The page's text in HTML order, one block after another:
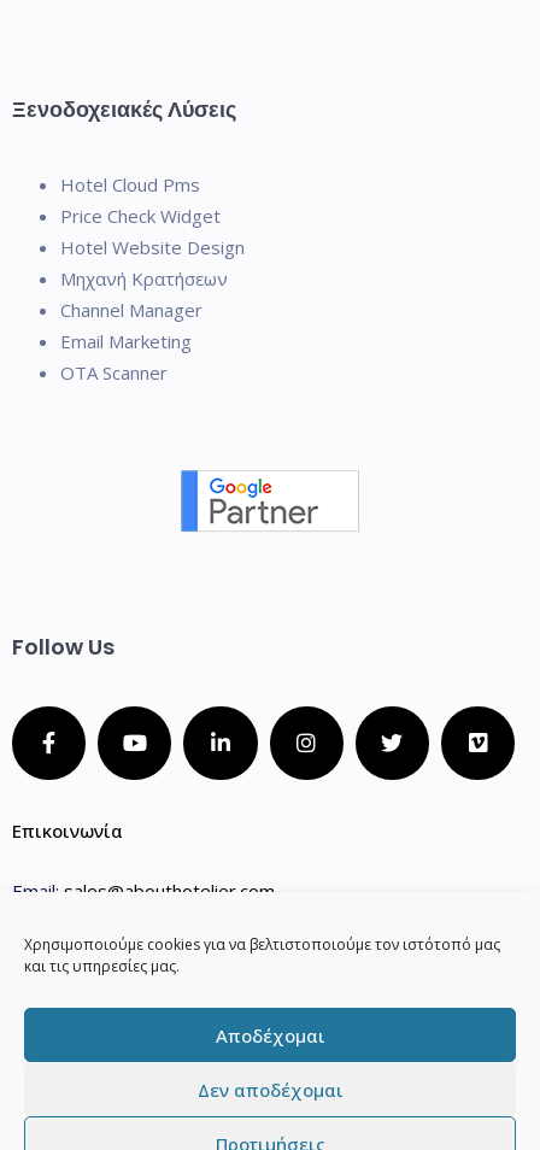
Χρησιμοποιούμε cookies για να βελτιστοποιούμε τον ιστότοπό μας
και τις υπηρεσίες μας.
Αποδέχομαι
Δεν αποδέχομαι
Προτιμήσεις
Ξενοδοχειακές Λύσεις
Hotel Cloud Pms
Price Check Widget
Hotel Website Design
Μηχανή Κρατήσεων
Channel Manager
Email Marketing
OTA Scanner
Follow Us
Επικοινωνία
Email: sales@abouthotelier.com
(+30) 210 2202141
Phone 2:(+30) 210 3000920
Phone 3:(+30) 27510.25632